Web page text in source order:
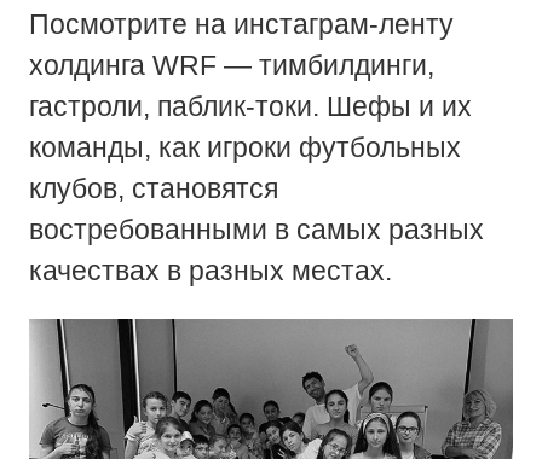
Посмотрите на инстаграм-ленту
холдинга WRF — тимбилдинги,
гастроли, паблик-токи. Шефы и их
команды, как игроки футбольных
клубов, становятся
востребованными в самых разных
качествах в разных местах.